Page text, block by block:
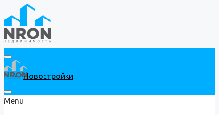
Новостройки
Menu